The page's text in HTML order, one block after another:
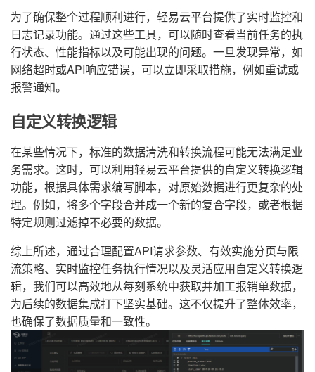
为了确保整个过程顺利进行，轻易云平台提供了实时监控和
日志记录功能。通过这些工具，可以随时查看当前任务的执
行状态、性能指标以及可能出现的问题。一旦发现异常，如
网络超时或API响应错误，可以立即采取措施，例如重试或
报警通知。
自定义转换逻辑
在某些情况下，标准的数据清洗和转换流程可能无法满足业
务需求。这时，可以利用轻易云平台提供的自定义转换逻辑
功能，根据具体需求编写脚本，对原始数据进行更复杂的处
理。例如，将多个字段合并成一个新的复合字段，或者根据
特定规则过滤掉不必要的数据。
综上所述，通过合理配置API请求参数、有效实施分页与限
流策略、实时监控任务执行情况以及灵活应用自定义转换逻
辑，我们可以高效地从每刻系统中获取并加工报销单数据，
为后续的数据集成打下坚实基础。这不仅提升了整体效率，
也确保了数据质量和一致性。